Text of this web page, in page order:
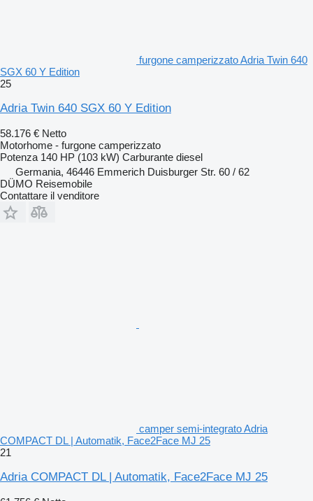
furgone camperizzato Adria Twin 640
SGX 60 Y Edition
25
Adria Twin 640 SGX 60 Y Edition
58.176 € Netto
Motorhome - furgone camperizzato
Potenza 140 HP (103 kW) Carburante diesel
Germania, 46446 Emmerich Duisburger Str. 60 / 62
DÜMO Reisemobile
Contattare il venditore
camper semi-integrato Adria
COMPACT DL | Automatik, Face2Face MJ 25
21
Adria COMPACT DL | Automatik, Face2Face MJ 25